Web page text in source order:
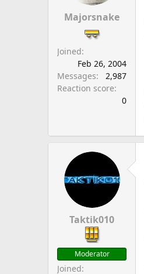
r
Majorsnake
Joined
Feb 26, 2004
Messages
2,987
Reaction score
0
Taktik010
Moderator
Joined